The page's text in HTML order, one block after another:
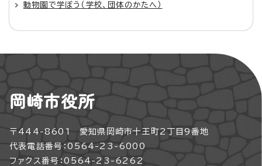
動物園で学ぼう（学校、団体のかたへ）
岡崎市役所
〒444-8601 愛知県岡崎市十王町2丁目9番地
代表電話番号：0564-23-6000
ファクス番号：0564-23-6262